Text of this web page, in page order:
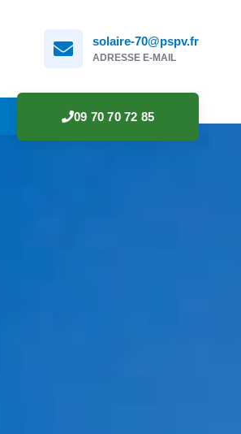
solaire-70@pspv.fr
ADRESSE E-MAIL
09 70 70 72 85